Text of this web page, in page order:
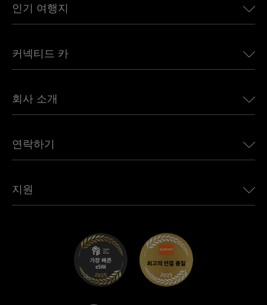
인기 여행지
유럽용 eSIM
캐나다용 eSIM
아프리카용 eSIM
모든 목적지 보기
커넥티드 카
Land Rover용 Ubigi
Jeep용 Ubigi
Mini용 Ubigi
Maserati용 Ubigi
회사 소개
언론에 소개된 Ubigi
Ubigi 앱
연락하기
제휴 프로그램
지원